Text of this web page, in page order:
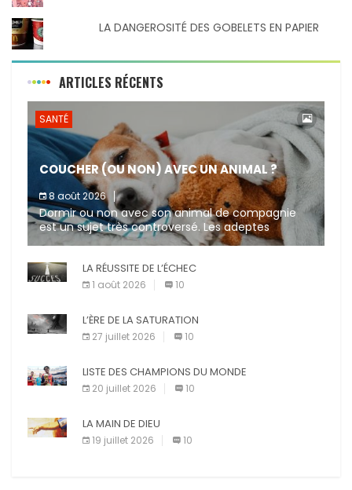
LA DANGEROSITÉ DES GOBELETS EN PAPIER
ARTICLES RÉCENTS
SANTÉ
COUCHER (OU NON) AVEC UN ANIMAL ?
8 août 2026
Dormir ou non avec son animal de compagnie
est un sujet très controversé. Les adeptes
affirment que la présence de leur compagnon à
LA RÉUSSITE DE L’ÉCHEC
1 août 2026 10
L’ÈRE DE LA SATURATION
27 juillet 2026 10
LISTE DES CHAMPIONS DU MONDE
20 juillet 2026 10
LA MAIN DE DIEU
19 juillet 2026 10